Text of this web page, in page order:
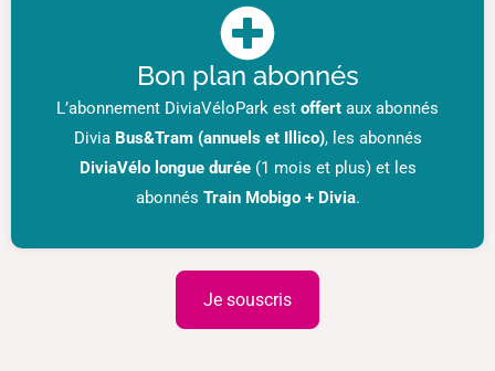
Bon plan abonnés
L’abonnement DiviaVéloPark est offert aux abonnés
Divia Bus&Tram (annuels et Illico), les abonnés
DiviaVélo longue durée(1 mois et plus) et les
abonnés Train Mobigo + Divia.
Je souscris